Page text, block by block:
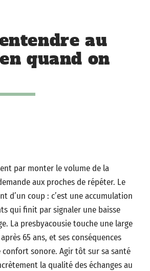
au
quand on
par monter le volume de la
aux proches de répéter. Le
d’un coup : c’est une accumulation
qui finit par signaler une baisse
La presbyacousie touche une large
65 ans, et ses conséquences
confort sonore. Agir tôt sur sa santé
la qualité des échanges au